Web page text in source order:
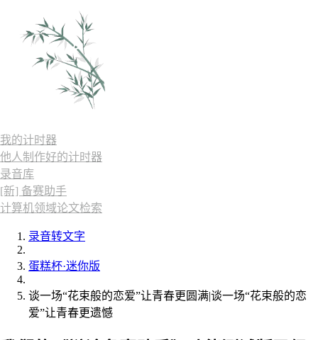
我的计时器
他人制作好的计时器
录音库
[新] 备赛助手
计算机领域论文检索
录音转文字
蛋糕杯·迷你版
谈一场“花束般的恋爱”让青春更圆满|谈一场“花束般的恋
爱”让青春更遗憾